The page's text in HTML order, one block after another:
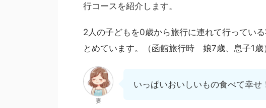
行コースを紹介します。
2人の子どもを0歳から旅行に連れて行ってい
とめています。（函館旅行時 娘7歳、息子1歳
妻
いっぱいおいしいもの食べて幸せ